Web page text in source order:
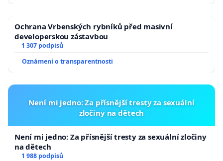
Ochrana Vrbenských rybníků před masivní
developerskou zástavbou
1 307 podpisů
Oznámení o transparentnosti
Není mi jedno: Za přísnější tresty za sexuální
zločiny na dětech
Není mi jedno: Za přísnější tresty za sexuální zločiny
na dětech
1 988 podpisů